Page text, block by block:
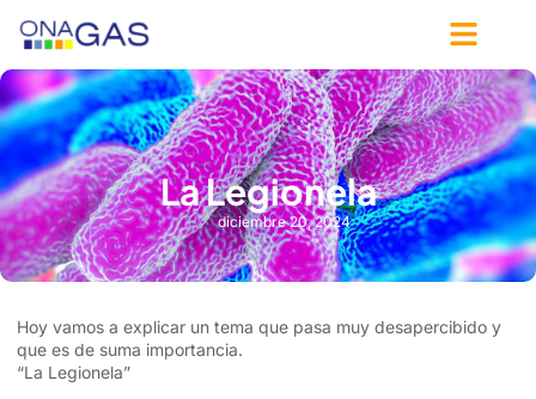
La Legionela
diciembre 20, 2024
Hoy vamos a explicar un tema que pasa muy desapercibido y
que es de suma importancia.
“La Legionela”